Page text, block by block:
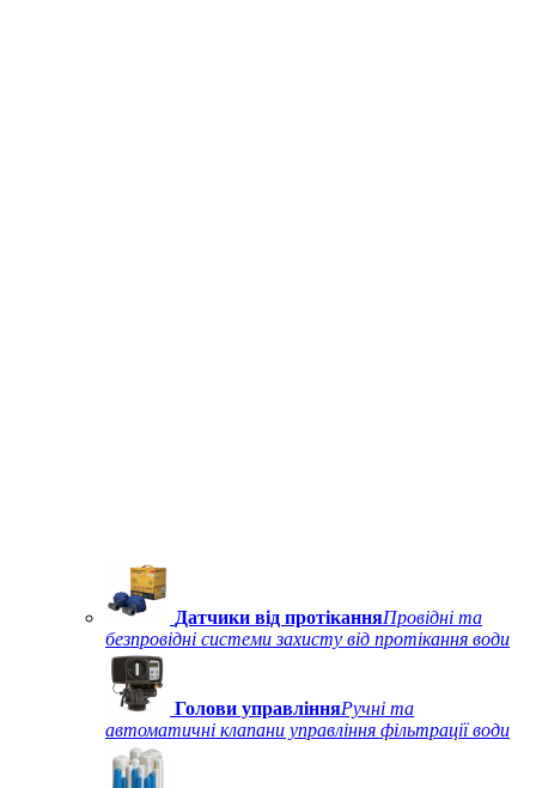
Датчики від протіканняПровідні та
безпровідні системи захисту від протікання води
Голови управлінняРучні та
автоматичні клапани управління фільтрації води